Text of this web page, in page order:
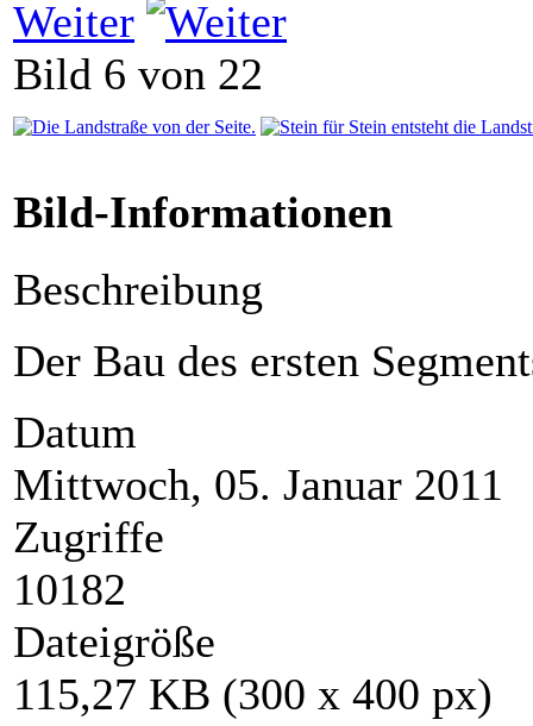
Weiter
Bild 6 von 22
Bild-Informationen
Beschreibung
Der Bau des ersten
Datum
Mittwoch, 05. Januar 2011
Zugriffe
10182
Dateigröße
115,27 KB (300 x 400 px)